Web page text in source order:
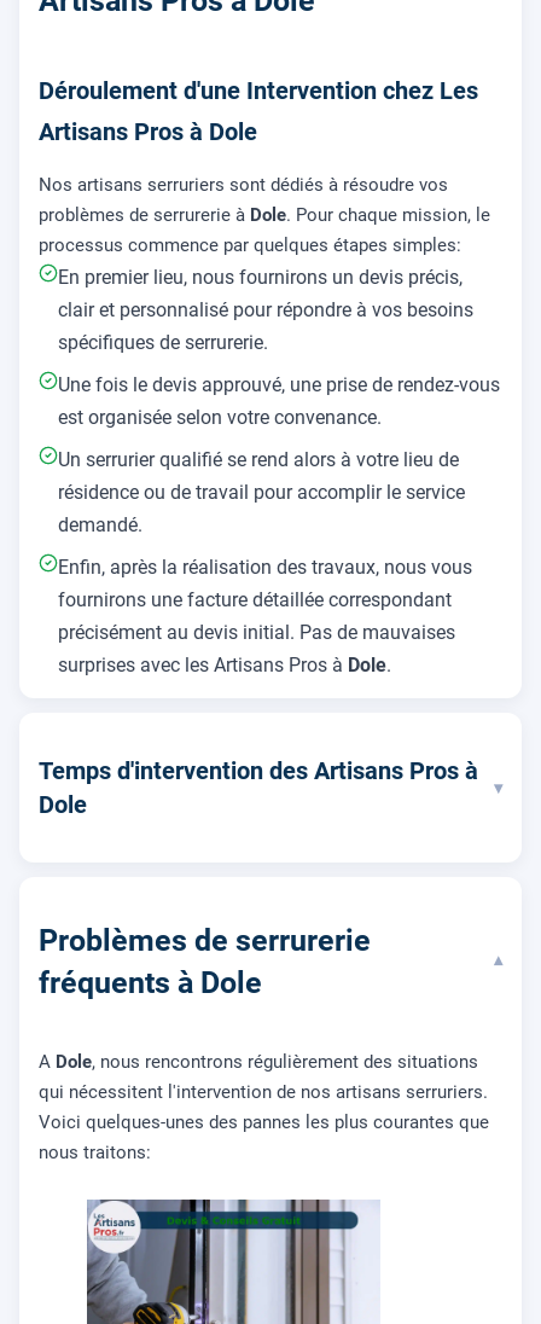
Déroulement d'une Intervention chez Les
Artisans Pros à Dole
Nos artisans serruriers sont dédiés à résoudre vos
problèmes de serrurerie à Dole. Pour chaque mission, le
processus commence par quelques étapes simples:
En premier lieu, nous fournirons un devis précis,
clair et personnalisé pour répondre à vos besoins
spécifiques de serrurerie.
Une fois le devis approuvé, une prise de rendez-vous
est organisée selon votre convenance.
Un serrurier qualifié se rend alors à votre lieu de
résidence ou de travail pour accomplir le service
demandé.
Enfin, après la réalisation des travaux, nous vous
fournirons une facture détaillée correspondant
précisément au devis initial. Pas de mauvaises
surprises avec les Artisans Pros à Dole.
Temps d'intervention des Artisans Pros à
Dole
▾
Problèmes de serrurerie
fréquents à Dole
▾
A Dole, nous rencontrons régulièrement des situations
qui nécessitent l'intervention de nos artisans serruriers.
Voici quelques-unes des pannes les plus courantes que
nous traitons: